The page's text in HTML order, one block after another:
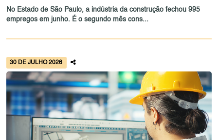
No Estado de São Paulo, a indústria da construção fechou 995
empregos em junho. É o segundo mês cons...
30 DE JULHO 2026